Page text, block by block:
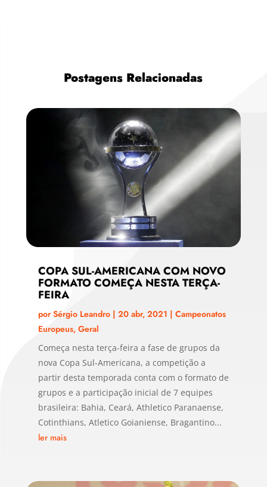
Postagens Relacionadas
COPA SUL-AMERICANA COM NOVO
FORMATO COMEÇA NESTA TERÇA-
FEIRA
porSérgio Leandro| 20 abr, 2021 | Campeonatos
Europeus, Geral
Começa nesta terça-feira a fase de grupos da
nova Copa Sul-Americana, a competição a
partir desta temporada conta com o formato de
grupos e a participação inicial de 7 equipes
brasileira: Bahia, Ceará, Athletico Paranaense,
Cotinthians, Atletico Goianiense, Bragantino...
ler mais